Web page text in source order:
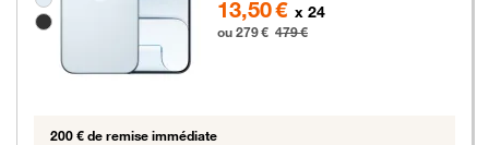
13,50 € x 24
ou 279 € 479 €
200 € de remise immédiate